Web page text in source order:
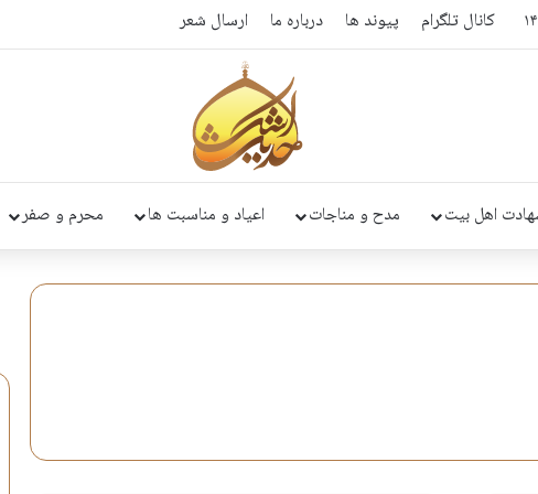
کانال تلگرام پیوند ها درباره ما ارسال شعر
اهل بیت مدح و مناجات اعیاد و مناسبت ها محرم و صفر